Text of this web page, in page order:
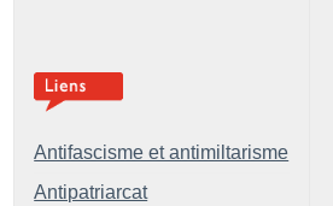
Antifascisme et antimiltarisme
Antipatriarcat